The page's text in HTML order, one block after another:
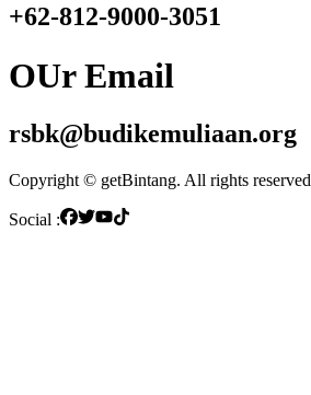
+62-812-9000-3051
OUr Email
rsbk@budikemuliaan.org
Copyright © getBintang. All rights reserved
Social :